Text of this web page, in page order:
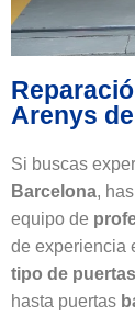
Arenys
Si buscas
Barcelona,
equipo de
de experiencia
tipo de
hasta puertas